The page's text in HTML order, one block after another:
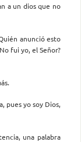
a un dios que no
anunció esto
fui yo, el Señor?
pues yo soy Dios,
una palabra